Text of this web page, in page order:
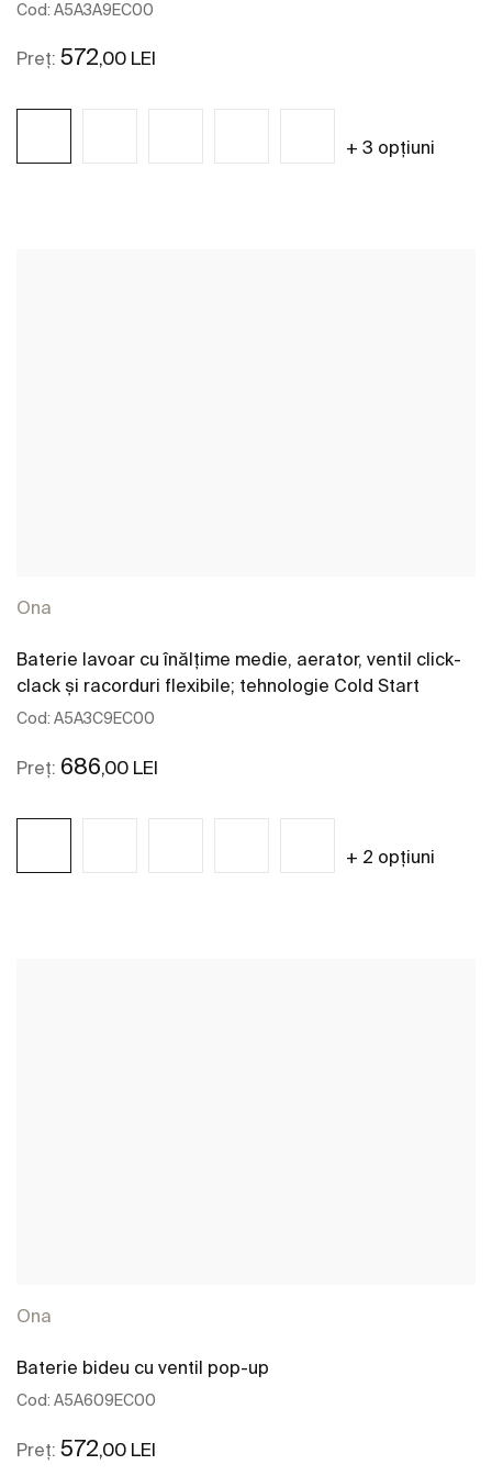
Cod: A5A3A9EC00
Preț: 572,00 LEI
+ 3 opțiuni
Ona
Baterie lavoar cu înălțime medie, aerator, ventil click-
clack și racorduri flexibile; tehnologie Cold Start
Cod: A5A3C9EC00
Preț: 686 ,00 LEI
+ 2 opțiuni
Ona
Baterie bideu cu ventil pop-up
Cod: A5A609EC00
Preț: 572,00 LEI